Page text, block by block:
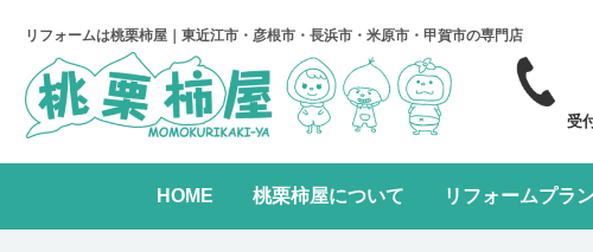
リフォームは桃栗柿屋｜東近江市・彦根市・長浜市・米原市・甲賀市の専門店
受
HOME 桃栗柿屋について リフォームプラ